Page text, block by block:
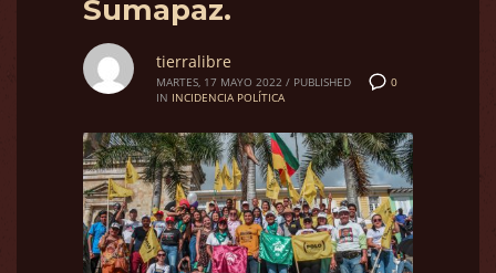
Sumapaz.
0
tierralibre
MARTES, 17 MAYO 2022 / PUBLISHED
IN INCIDENCIA POLÍTICA